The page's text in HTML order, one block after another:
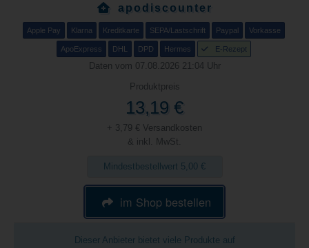
apodiscounter
Apple Pay Klarna Kreditkarte SEPA/Lastschrift Paypal Vorkasse
ApoExpress DHL DPD Hermes E-Rezept
Daten vom 07.08.2026 21:04 Uhr
Produktpreis
13,19 €
+ 3,79 € Versandkosten
& inkl. MwSt.
Mindestbestellwert 5,00 €
im Shop bestellen
Dieser Anbieter bietet viele Produkte auf